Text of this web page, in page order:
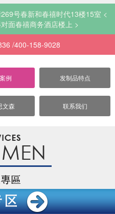
士
号春新和春禧时代13楼15室 <
面春禧商务酒店楼上 >
/400-158-9028
例 发制品特点
文森 联系我们